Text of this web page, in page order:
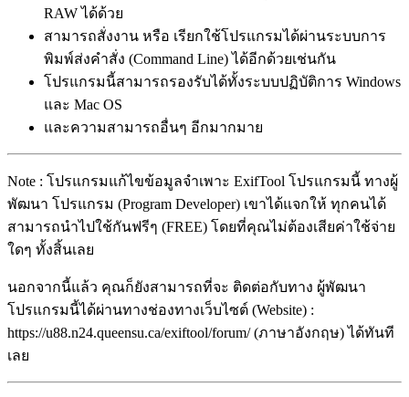
RAW ได้ด้วย
สามารถสั่งงาน หรือ เรียกใช้โปรแกรมได้ผ่านระบบการ
พิมพ์ส่งคำสั่ง (Command Line) ได้อีกด้วยเช่นกัน
โปรแกรมนี้สามารถรองรับได้ทั้งระบบปฏิบัติการ Windows
และ Mac OS
และความสามารถอื่นๆ อีกมากมาย
Note : โปรแกรมแก้ไขข้อมูลจำเพาะ ExifTool โปรแกรมนี้ ทางผู้
พัฒนา โปรแกรม (Program Developer) เขาได้แจกให้ ทุกคนได้
สามารถนำไปใช้กันฟรีๆ (FREE) โดยที่คุณไม่ต้องเสียค่าใช้จ่าย
ใดๆ ทั้งสิ้นเลย
นอกจากนี้แล้ว คุณก็ยังสามารถที่จะ ติดต่อกับทาง ผู้พัฒนา
โปรแกรมนี้ได้ผ่านทางช่องทางเว็บไซต์ (Website) :
https://u88.n24.queensu.ca/exiftool/forum/ (ภาษาอังกฤษ) ได้ทันที
เลย